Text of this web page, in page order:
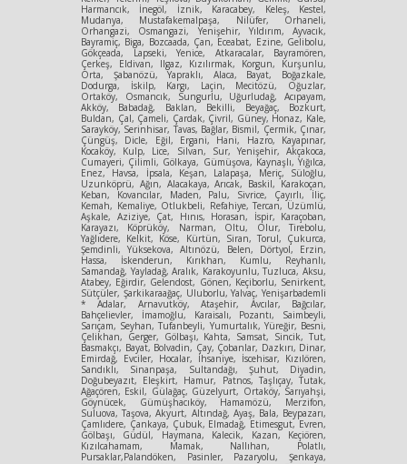
Harmancık, İnegöl, İznik, Karacabey, Keleş, Kestel,
Mudanya, Mustafakemalpaşa, Nilüfer, Orhaneli,
Orhangazi, Osmangazi, Yenişehir, Yıldırım, Ayvacık,
Bayramiç, Biga, Bozcaada, Çan, Eceabat, Ezine, Gelibolu,
Gökçeada, Lapseki, Yenice, Atkaracalar, Bayramören,
Çerkeş, Eldivan, Ilgaz, Kızılırmak, Korgun, Kurşunlu,
Orta, Şabanözü, Yapraklı, Alaca, Bayat, Boğazkale,
Dodurga, İskilp, Kargı, Laçin, Mecitözü, Oğuzlar,
Ortaköy, Osmancık, Sungurlu, Uğurludağ, Acıpayam,
Akköy, Babadağ, Baklan, Bekilli, Beyağaç, Bozkurt,
Buldan, Çal, Çameli, Çardak, Çivril, Güney, Honaz, Kale,
Sarayköy, Serinhisar, Tavas, Bağlar, Bismil, Çermik, Çınar,
Çüngüş, Dicle, Eğil, Ergani, Hani, Hazro, Kayapınar,
Kocaköy, Kulp, Lice, Silvan, Sur, Yenişehir, Akçakoca,
Cumayeri, Çilimli, Gölkaya, Gümüşova, Kaynaşlı, Yığılca,
Enez, Havsa, İpsala, Keşan, Lalapaşa, Meriç, Süloğlu,
Uzunköprü, Ağın, Alacakaya, Arıcak, Baskil, Karakoçan,
Keban, Kovancılar, Maden, Palu, Sivrice, Çayırlı, İliç,
Kemah, Kemaliye, Otlukbeli, Refahiye, Tercan, Üzümlü,
Aşkale, Aziziye, Çat, Hınıs, Horasan, İspir, Karaçoban,
Karayazı, Köprüköy, Narman, Oltu, Olur, Tirebolu,
Yağlıdere, Kelkit, Köse, Kürtün, Siran, Torul, Çukurca,
Şemdinli, Yüksekova, Altınözü, Belen, Dörtyol, Erzin,
Hassa, İskenderun, Kırıkhan, Kumlu, Reyhanlı,
Samandağ, Yayladağ, Aralık, Karakoyunlu, Tuzluca, Aksu,
Atabey, Eğirdir, Gelendost, Gönen, Keçiborlu, Senirkent,
Sütçüler, Şarkikaraağaç, Uluborlu, Yalvaç, Yenişarbademli
* Adalar, Arnavutköy, Ataşehir, Avcılar, Bağcılar,
Bahçelievler, İmamoğlu, Karaisalı, Pozantı, Saimbeyli,
Sarıçam, Seyhan, Tufanbeyli, Yumurtalık, Yüreğir, Besni,
Çelikhan, Gerger, Gölbaşı, Kahta, Samsat, Sincik, Tut,
Basmakçı, Bayat, Bolvadin, Çay, Çobanlar, Dazkırı, Dinar,
Emirdağ, Evciler, Hocalar, İhsaniye, İscehisar, Kızılören,
Sandıklı, Sinanpaşa, Sultandağı, Şuhut, Diyadin,
Doğubeyazıt, Eleşkirt, Hamur, Patnos, Taşlıçay, Tutak,
Ağaçören, Eskil, Gülağaç, Güzelyurt, Ortaköy, Sarıyahşi,
Göynücek, Gümüşhacıköy, Hamamözü, Merzifon,
Suluova, Taşova, Akyurt, Altındağ, Ayaş, Bala, Beypazarı,
Çamlıdere, Çankaya, Çubuk, Elmadağ, Etimesgut, Evren,
Gölbaşı, Güdül, Haymana, Kalecik, Kazan, Keçiören,
Kızılcahamam, Mamak, Nallıhan, Polatlı,
Pursaklar,Palandöken, Pasinler, Pazaryolu, Şenkaya,